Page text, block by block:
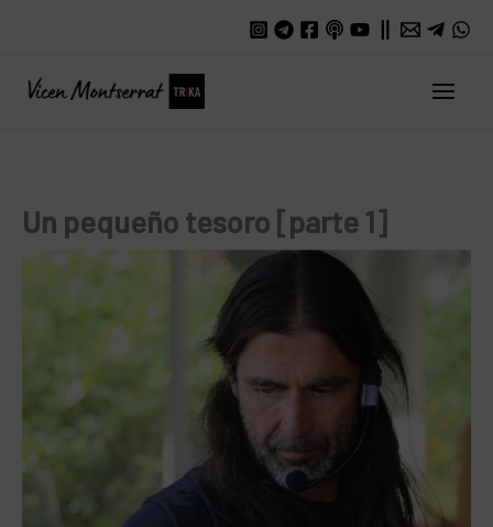
Un pequeño tesoro [parte 1]